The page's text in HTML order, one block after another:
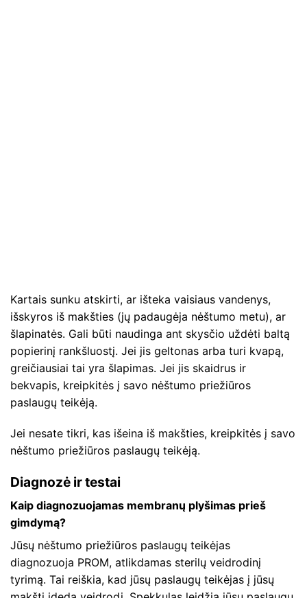
Kartais sunku atskirti, ar išteka vaisiaus vandenys,
išskyros iš makšties (jų padaugėja nėštumo metu), ar
šlapinatės. Gali būti naudinga ant skysčio uždėti baltą
popierinį rankšluostį. Jei jis geltonas arba turi kvapą,
greičiausiai tai yra šlapimas. Jei jis skaidrus ir
bekvapis, kreipkitės į savo nėštumo priežiūros
paslaugų teikėją.
Jei nesate tikri, kas išeina iš makšties, kreipkitės į savo
nėštumo priežiūros paslaugų teikėją.
Diagnozė ir testai
Kaip diagnozuojamas membranų plyšimas prieš
gimdymą?
Jūsų nėštumo priežiūros paslaugų teikėjas
diagnozuoja PROM, atlikdamas sterilų veidrodinį
tyrimą. Tai reiškia, kad jūsų paslaugų teikėjas į jūsų